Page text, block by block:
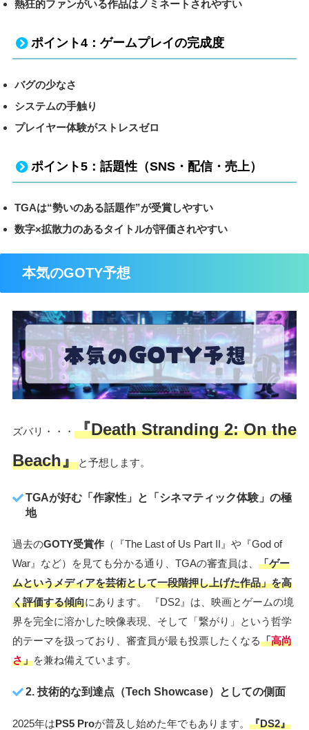
熱狂的ファンがいる作品はノミネートされやすい
ポイント4：ゲームプレイの完成度
バグの少なさ
システムの手触り
プレイヤー体験がストレスゼロ
ポイント5：話題性（SNS・配信・売上）
TGAは“勢いのある話題作”が受賞しやすい
数字×拡散力のあるタイトルが評価されやすい
本気のGOTY予想
ズバリ・・・ 『Death Stranding 2: On the
Beach』と予想します。
TGAが好む「作家性」と「シネマティック体験」の極
地
過去のGOTY受賞作 （『The Last of Us Part II』や『God of
War』など）を見ても分かる通り、TGAの審査員は、 「ゲー
ムというメディアを芸術として一段階押し上げた作品」を高
く評価する傾向にあります。 『DS2』は、映画とゲームの境
界を完全に溶かした映像表現、そして「繋がり」という哲学
的テーマを扱っており、審査員が最も投票したくなる「高尚
さ」を兼ね備えています。
2. 技術的な到達点（Tech Showcase）としての側面
2025年はPS5 Proが普及し始めた年でもあります。 『DS2』